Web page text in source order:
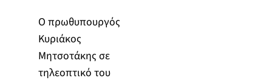
Ο πρωθυπουργός
Κυριάκος
Μητσοτάκης σε
τηλεοπτικό του